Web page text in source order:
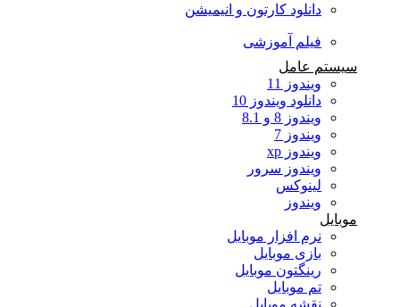
دانلود کارتون و انیمیشن
فیلم آموزشی
سیستم عامل
ویندوز 11
دانلود ویندوز 10
ویندوز 8 و 8.1
ویندوز 7
ویندوز xp
ویندوز سرور
لینوکس
ویندوز
موبایل
نرم افزار موبایل
بازی موبایل
رینگتون موبایل
تم موبایل
نقشه موبایل